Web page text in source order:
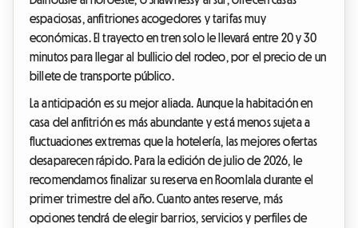
espaciosas, anfitriones acogedores y tarifas muy
económicas. El trayecto en tren solo le llevará entre 20 y 30
minutos para llegar al bullicio del rodeo, por el precio de un
billete de transporte público.
La anticipación es su mejor aliada. Aunque la habitación en
casa del anfitrión es más abundante y está menos sujeta a
fluctuaciones extremas que la hotelería, las mejores ofertas
desaparecen rápido. Para la edición de julio de 2026, le
recomendamos finalizar su reserva en Roomlala durante el
primer trimestre del año. Cuanto antes reserve, más
opciones tendrá de elegir barrios, servicios y perfiles de